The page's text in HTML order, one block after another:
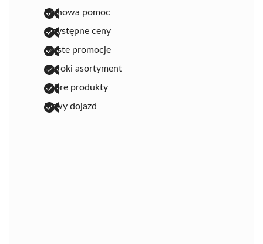
fachowa pomoc
przystępne ceny
częste promocje
szeroki asortyment
dobre produkty
łatwy dojazd